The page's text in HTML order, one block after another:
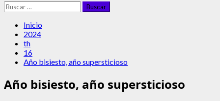
Buscar:
Inicio
2024
th
16
Año bisiesto, año supersticioso
Año bisiesto, año supersticioso